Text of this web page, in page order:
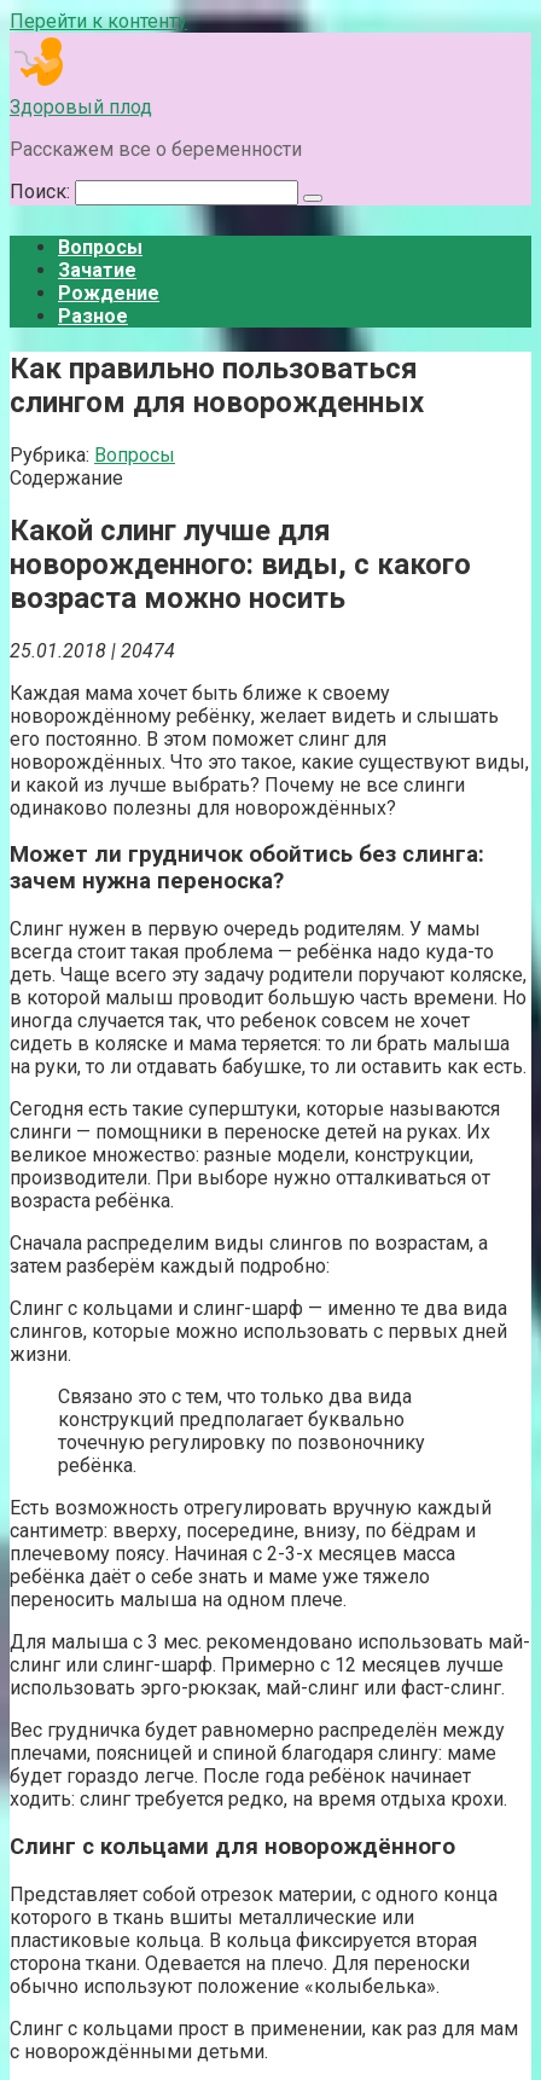
Перейти к контенту
Здоровый плод
Расскажем все о беременности
Поиск:
Вопросы
Зачатие
Рождение
Разное
Как правильно пользоваться
слингом для новорожденных
Рубрика: Вопросы
Содержание
Какой слинг лучше для
новорожденного: виды, с какого
возраста можно носить
25.01.2018 | 20474
Каждая мама хочет быть ближе к своему
новорождённому ребёнку, желает видеть и слышать
его постоянно. В этом поможет слинг для
новорождённых. Что это такое, какие существуют виды,
и какой из лучше выбрать? Почему не все слинги
одинаково полезны для новорождённых?
Может ли грудничок обойтись без слинга:
зачем нужна переноска?
Слинг нужен в первую очередь родителям. У мамы
всегда стоит такая проблема — ребёнка надо куда-то
деть. Чаще всего эту задачу родители поручают коляске,
в которой малыш проводит большую часть времени. Но
иногда случается так, что ребенок совсем не хочет
сидеть в коляске и мама теряется: то ли брать малыша
на руки, то ли отдавать бабушке, то ли оставить как есть.
Сегодня есть такие суперштуки, которые называются
слинги — помощники в переноске детей на руках. Их
великое множество: разные модели, конструкции,
производители. При выборе нужно отталкиваться от
возраста ребёнка.
Сначала распределим виды слингов по возрастам, а
затем разберём каждый подробно:
Слинг с кольцами и слинг-шарф — именно те два вида
слингов, которые можно использовать с первых дней
жизни.
Связано это с тем, что только два вида
конструкций предполагает буквально
точечную регулировку по позвоночнику
ребёнка.
Есть возможность отрегулировать вручную каждый
сантиметр: вверху, посередине, внизу, по бёдрам и
плечевому поясу. Начиная с 2-3-х месяцев масса
ребёнка даёт о себе знать и маме уже тяжело
переносить малыша на одном плече.
Для малыша с 3 мес. рекомендовано использовать май-
слинг или слинг-шарф. Примерно с 12 месяцев лучше
использовать эрго-рюкзак, май-слинг или фаст-слинг.
Вес грудничка будет равномерно распределён между
плечами, поясницей и спиной благодаря слингу: маме
будет гораздо легче. После года ребёнок начинает
ходить: слинг требуется редко, на время отдыха крохи.
Слинг с кольцами для новорождённого
Представляет собой отрезок материи, с одного конца
которого в ткань вшиты металлические или
пластиковые кольца. В кольца фиксируется вторая
сторона ткани. Одевается на плечо. Для переноски
обычно используют положение «колыбелька».
Слинг с кольцами прост в применении, как раз для мам
с новорождёнными детьми.